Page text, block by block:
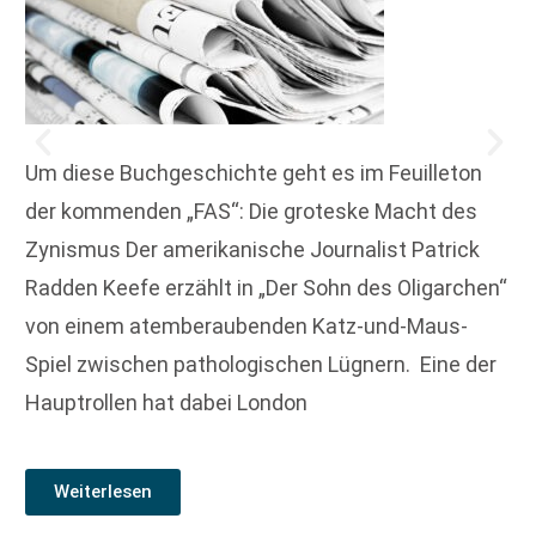
Um diese Buchgeschichte geht es im Feuilleton
der kommenden „FAS“: Die groteske Macht des
Zynismus Der amerikanische Journalist Patrick
Radden Keefe erzählt in „Der Sohn des Oligarchen“
von einem atemberaubenden Katz-und-Maus-
Spiel ­zwischen pathologischen Lügnern. Eine der
Hauptrollen hat dabei London
Weiterlesen